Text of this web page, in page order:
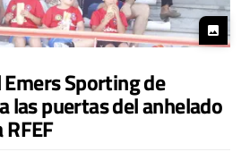
photo
Emers Sporting de
las puertas del anhelado